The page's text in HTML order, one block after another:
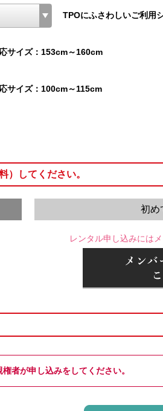
TPOにふさわしいご利用
サイズ：153cm～160cm
サイズ：100cm～115cm
）してください。
初め
レンタル申し込みには
者が申し込みをしてください。